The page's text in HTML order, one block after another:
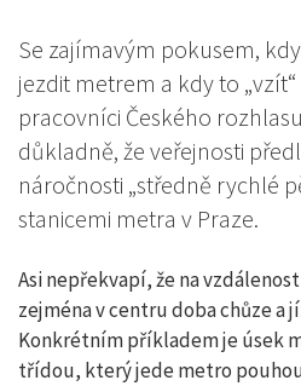
Se zajímavým pokusem,
jezdit metrem a kdy to
pracovníci Českého
důkladně, že veřejnosti
náročnosti „středně rychlé
stanicemi metra v Praze.
Asi nepřekvapí, že na
zejména v centru doba chůze a
Konkrétním příkladem je úsek
třídou, který jede metro